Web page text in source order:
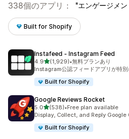
338個のアプリ： エンゲージメ
Built for Shopify
Instafeed ‑ Instagram Feed
4.95つ星中
(1,929)
合計レビュー数：1929件
•無料プランあり
Instagram公認フィードアプリが特
Built for Shopify
Google Reviews Rocket
5.05つ星中
(538)
合計レビュー数：538件
•Free plan available
Display, Collect, and Reply
Built for Shopify